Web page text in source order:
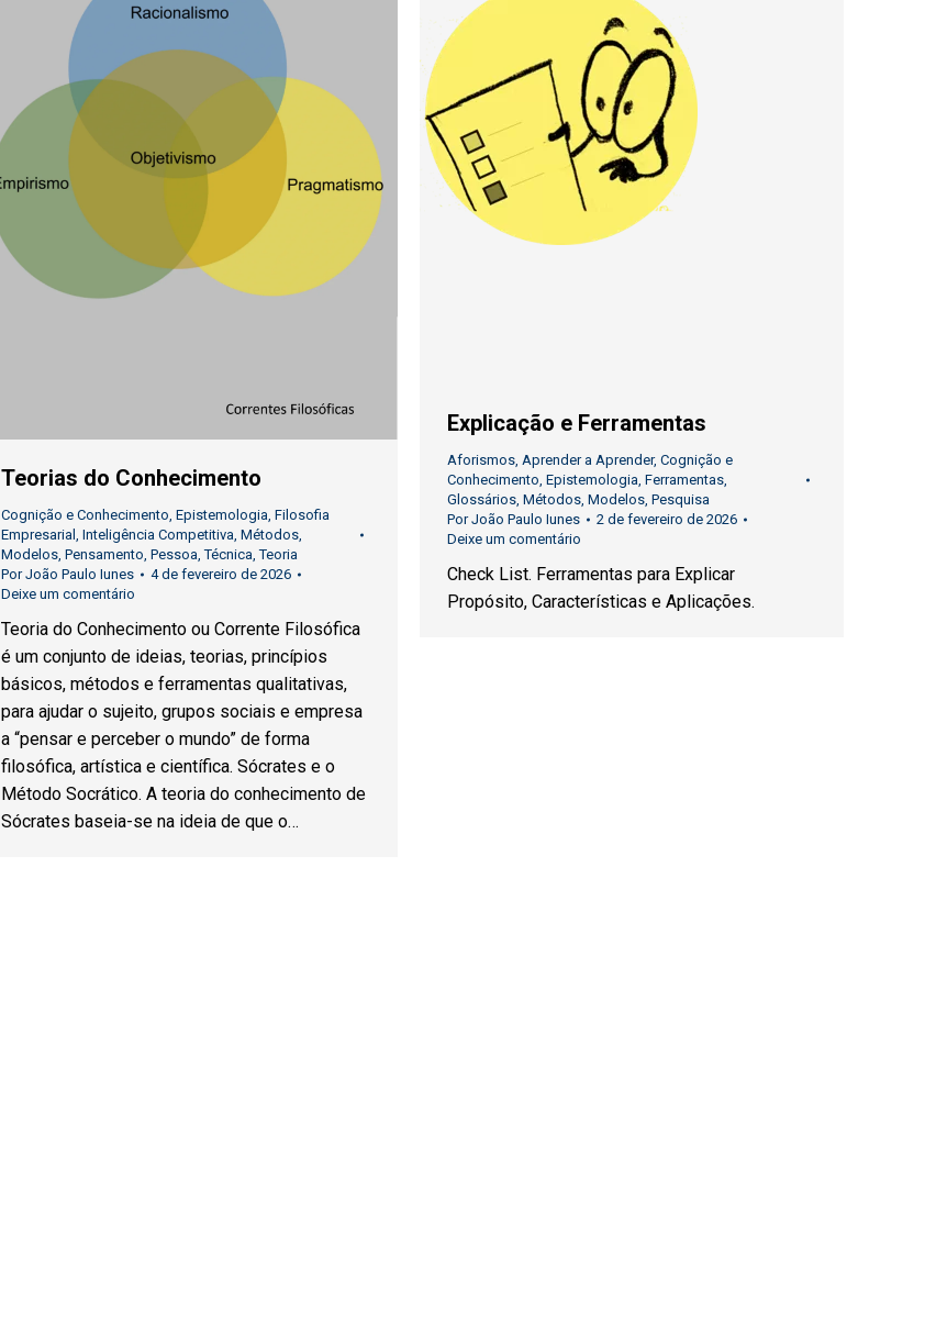
Teorias do Conhecimento
Cognição e Conhecimento, Epistemologia, Filosofia
Empresarial , Inteligência Competitiva, Métodos,
Modelos, Pensamento, Pessoa,Técnica,Teoria
PorJoão Paulo Iunes
4 de fevereiro de 2026
Deixe um comentário
Teoria do Conhecimento ou Corrente Filosófica
é um conjunto de ideias, teorias, princípios
básicos, métodos e ferramentas qualitativas,
para ajudar o sujeito, grupos sociais e empresa
a “pensar e perceber o mundo” de forma
filosófica, artística e científica. Sócrates e o
Método Socrático. A teoria do conhecimento de
Sócrates baseia-se na ideia de que o…
Explicação e Ferramentas
Aforismos, Aprender a Aprender, Cognição e
Conhecimento, Epistemologia, Ferramentas,
Glossários, Métodos, Modelos, Pesquisa
PorJoão Paulo Iunes
2 de fevereiro de 2026
Deixe um comentário
Check List. Ferramentas para Explicar
Propósito, Características e Aplicações.